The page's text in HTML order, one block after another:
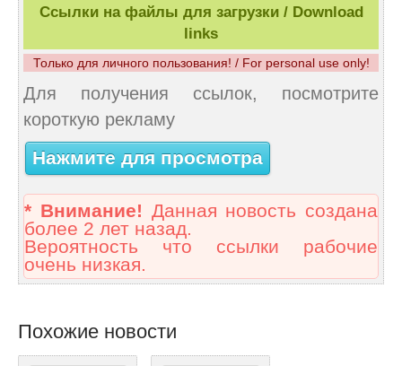
Ссылки на файлы для загрузки / Download
links
Только для личного пользования! / For personal use only!
Для получения ссылок, посмотрите
короткую рекламу
Нажмите для просмотра
* Внимание! Данная новость создана
более 2 лет назад.
Вероятность что ссылки рабочие
очень низкая.
Похожие новости